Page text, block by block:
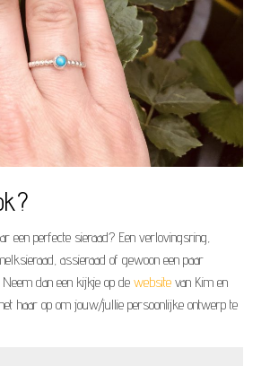
een perfecte sieraad? Een verlovingsring,
assieraad of gewoon een paar
dan een kijkje op de website van Kim en
haar op om jouw/jullie persoonlijke ontwerp te